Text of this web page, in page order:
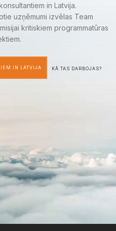
in Latvija.
uzņēmumi izvēlas Team
kritiskiem programmatūras
IN LATVIJA KĀ TAS DARBOJAS?